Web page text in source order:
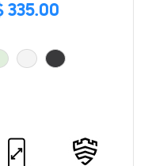
335.00